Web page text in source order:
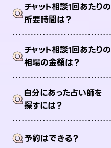
Qチャット相談1回あたりの
所要時間は？
Qチャット相談1回あたりの
相場の金額は？
Q自分にあった占い師を
探すには？
Q予約はできる？